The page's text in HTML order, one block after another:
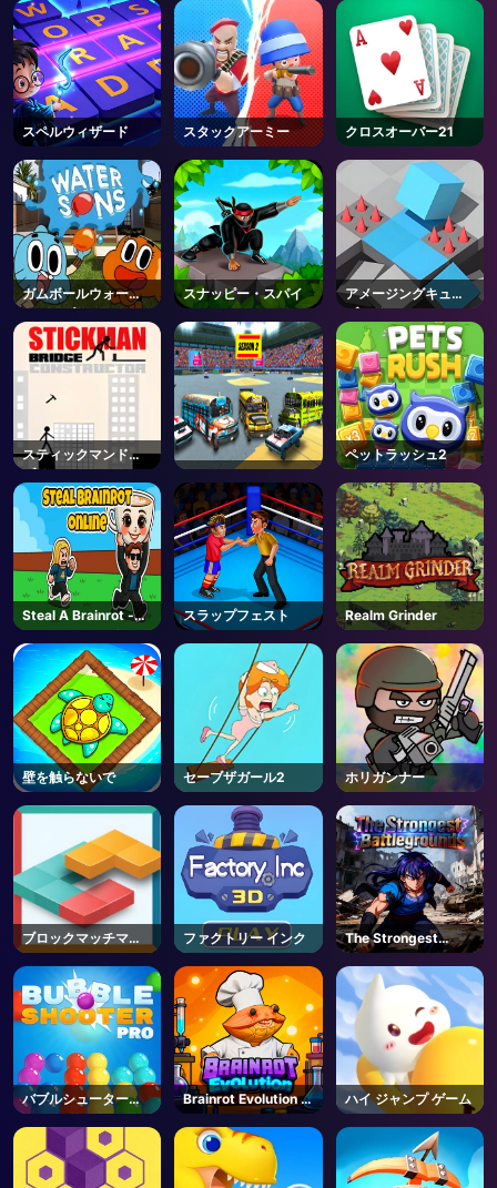
スペルウィザード スタックアーミー クロスオーバー21
ガムボールウォータ
ーソンズ
スナッピー・スパイ
アメージングキュー
ブアドベンチャー
スティックマンドリ
ブリッジコンストラ
クター
ペットラッシュ2
Steal A Brainrot -
Unblocked Online
Games
スラップフェスト Realm Grinder
壁を触らないで セーブザガール2 ホリガンナー
ブロックマッチマニ
ア
ファクトリー インク
The Strongest
Battlegrounds -
Roblox
バブルシュータープ
ロ
Brainrot Evolution -
Roblox
ハイ ジャンプ ゲーム